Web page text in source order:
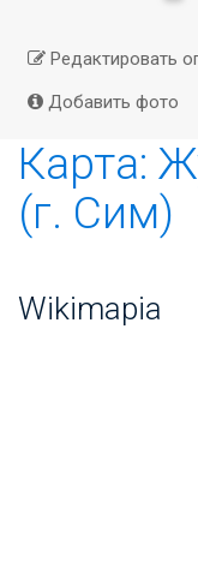
Редактировать
Добавить фото
Карта:
(г. Сим)
Wikimapia